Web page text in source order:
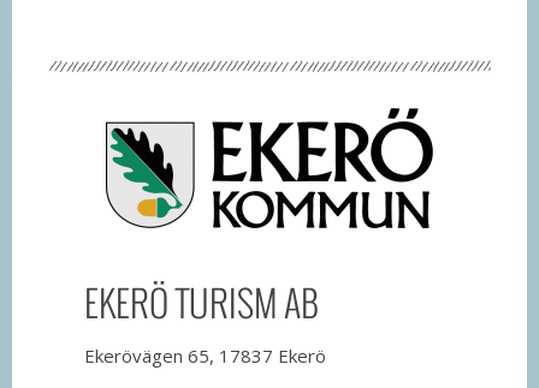
EKERÖ TURISM AB
Ekerövägen 65, 17837 Ekerö